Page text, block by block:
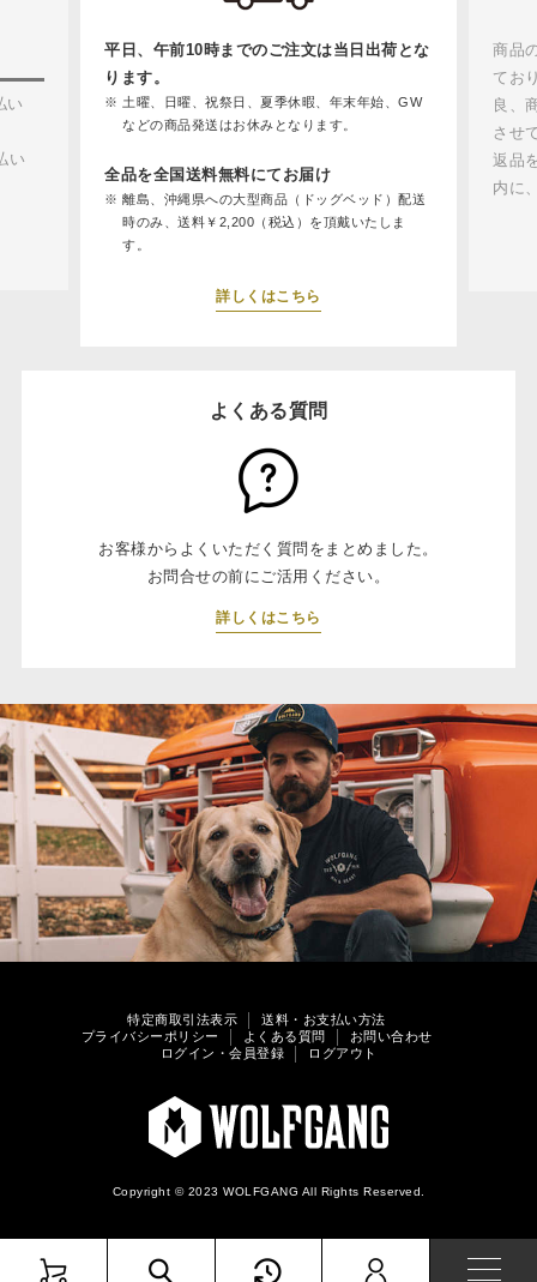
い
い
平日、午前10時までのご注文は当日出荷とな
ります。
土曜、日曜、祝祭日、夏季休暇、年末年始、GW
などの商品発送はお休みとなります。
全品を全国送料無料にてお届け
離島、沖縄県への大型商品（ドッグベッド）配送
時のみ、送料￥2,200（税込）を頂戴いたしま
す。
詳しくはこちら
商品
てお
良、
させ
返品
内に
よくある質問
お客様からよくいただく質問をまとめました。
お問合せの前にご活用ください。
詳しくはこちら
特定商取引法表示
送料・お支払い方法
プライバシーポリシー
よくある質問
お問い合わせ
ログイン・会員登録
ログアウト
Copyright © 2023 WOLFGANG All Rights Reserved.